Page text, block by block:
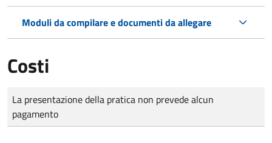
Moduli da compilare e documenti da allegare
Costi
Tipo di pagamento
Importo
La presentazione della pratica non prevede alcun
pagamento